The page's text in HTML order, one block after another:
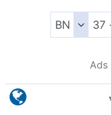
Ads